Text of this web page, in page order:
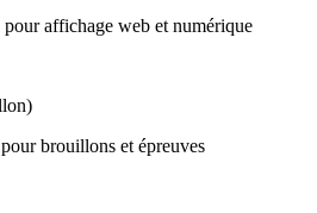
affichage web et numérique
brouillons et épreuves